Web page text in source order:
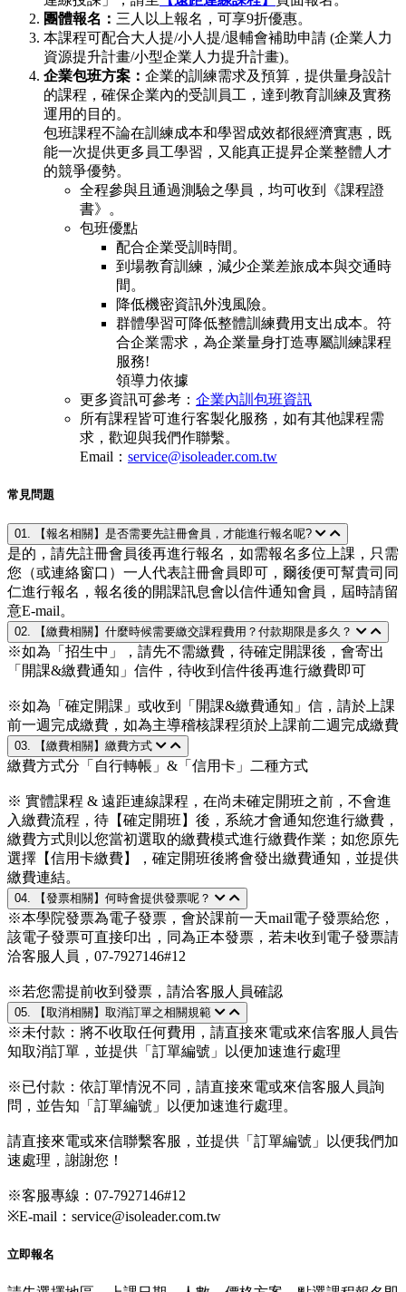
團體報名： 三人以上報名，可享9折優惠。
本課程可配合大人提/小人提/退輔會補助申請 (企業人力
資源提升計畫/小型企業人力提升計畫)。
企業包班方案： 企業的訓練需求及預算，提供量身設計
的課程，確保企業內的受訓員工，達到教育訓練及實務
運用的目的。
包班課程不論在訓練成本和學習成效都很經濟實惠，既
能一次提供更多員工學習，又能真正提昇企業整體人才
的競爭優勢。
全程參與且通過測驗之學員，均可收到《課程證
書》。
包班優點
配合企業受訓時間。
到場教育訓練，減少企業差旅成本與交通時
間。
降低機密資訊外洩風險。
群體學習可降低整體訓練費用支出成本。符
合企業需求，為企業量身打造專屬訓練課程
服務!
領導力依據
更多資訊可參考： 企業內訓包班資訊
所有課程皆可進行客製化服務，如有其他課程需
求，歡迎與我們作聯繫。
Email： service@isoleader.com.tw
常見問題
01. 【報名相關】是否需要先註冊會員，才能進行報名呢?
是的，請先註冊會員後再進行報名，如需報名多位上課，只需
您（或連絡窗口）一人代表註冊會員即可，爾後便可幫貴司同
仁進行報名，報名後的開課訊息會以信件通知會員，屆時請留
意E-mail。
02. 【繳費相關】什麼時候需要繳交課程費用？付款期限是多久？
※如為「招生中」，請先不需繳費，待確定開課後，會寄出
「開課&繳費通知」信件，待收到信件後再進行繳費即可
※如為「確定開課」或收到「開課&繳費通知」信，請於上課
前一週完成繳費，如為主導稽核課程須於上課前二週完成繳費
03. 【繳費相關】繳費方式
繳費方式分「自行轉帳」&「信用卡」二種方式
※ 實體課程 & 遠距連線課程，在尚未確定開班之前，不會進
入繳費流程，待【確定開班】後，系統才會通知您進行繳費，
繳費方式則以您當初選取的繳費模式進行繳費作業；如您原先
選擇【信用卡繳費】，確定開班後將會發出繳費通知，並提供
繳費連結。
04. 【發票相關】何時會提供發票呢？
※本學院發票為電子發票，會於課前一天mail電子發票給您，
該電子發票可直接印出，同為正本發票，若未收到電子發票請
洽客服人員，07-7927146#12
※若您需提前收到發票，請洽客服人員確認
05. 【取消相關】取消訂單之相關規範
※未付款：將不收取任何費用，請直接來電或來信客服人員告
知取消訂單，並提供「訂單編號」以便加速進行處理
※已付款：依訂單情況不同，請直接來電或來信客服人員詢
問，並告知「訂單編號」以便加速進行處理。
請直接來電或來信聯繫客服，並提供「訂單編號」以便我們加
速處理，謝謝您！
※客服專線：07-7927146#12
※E-mail：service@isoleader.com.tw
立即報名